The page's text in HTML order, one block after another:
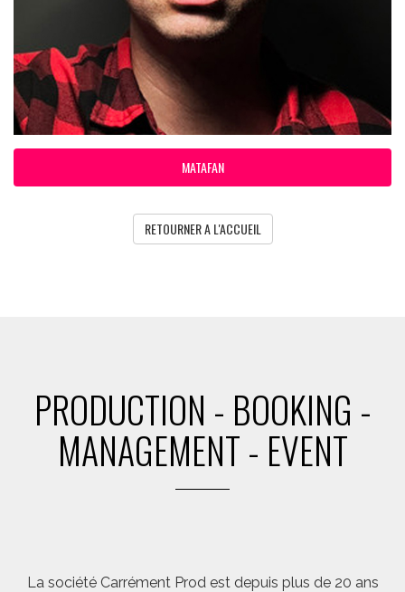
MATAFAN
RETOURNER A L'ACCUEIL
PRODUCTION - BOOKING -
MANAGEMENT - EVENT
La société Carrément Prod est depuis plus de 20 ans